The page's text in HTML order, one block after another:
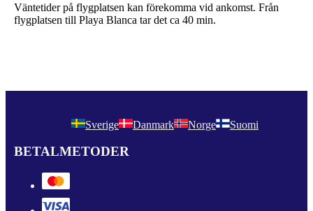
Väntetider på flygplatsen kan förekomma vid ankomst. Från
flygplatsen till Playa Blanca tar det ca 40 min.
Sverige Danmark Norge Suomi
BETALMETODER